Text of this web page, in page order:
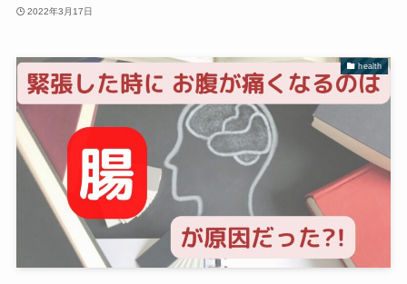
2022年3月17日
health